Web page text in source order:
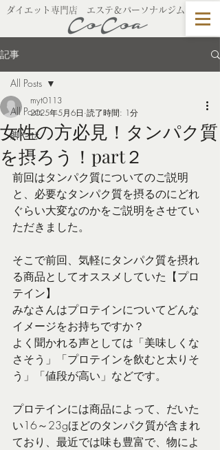
​ダイエット専門店 エステ＆パーソナルジム
記事
All Posts
脚やせ
All Posts
女性の方必見！タンパク質
を摂ろう！part２
myt0113
2025年5月6日 読了時間: 1分
前回はタンパク質についてのご説明
と、必要なタンパク質を摂るのにどれ
ぐらい大変なのかをご説明をさせてい
ただきました。
そこで前回、気軽にタンパク質を摂れ
る商品としてオススメしていた【プロ
テイン】
みなさんはプロテインについてどんな
イメージをお持ちですか？
よく聞かれる声としては「美味しくな
さそう」「プロテインを飲むと太りそ
う」「値段が高い」などです。
プロテインには商品によって、だいた
い16～23gほどのタンパク質が含まれ
ており、最近では味も豊富で、物によ